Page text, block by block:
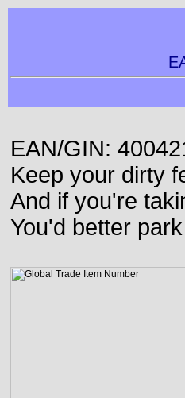
EAN/GIN:
Keep your dirty
And if you're
You'd better